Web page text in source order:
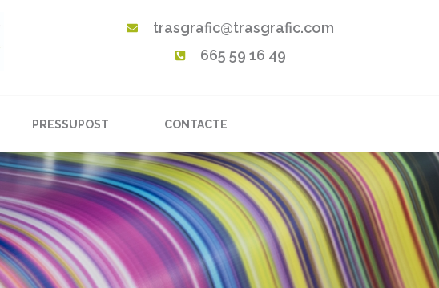
trasgrafic@trasgrafic.com
665 59 16 49
PRESSUPOST CONTACTE